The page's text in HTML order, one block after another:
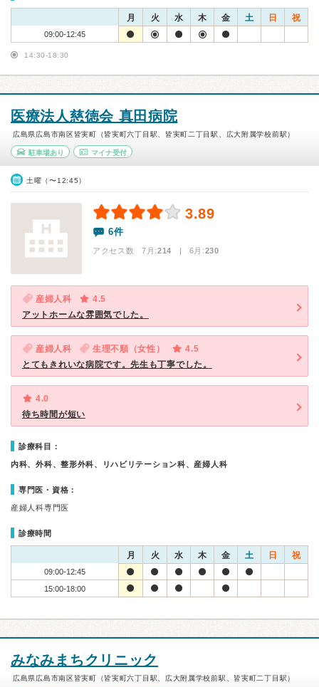
月 火 水 木 金 土 日 祝
09:00-12:45
14:30-18:30
医療法人慈徳会 真田病院
広島県広島市南区皆実町（皆実町六丁目駅、皆実町二丁目駅、広大附属学校前駅）
駐車場あり マイナ受付
土曜（〜12:45）
3.89
6件
アクセス数 7月:214 | 6月:230
産婦人科
4.5
アットホームな雰囲気でした。
産婦人科 生理不順（女性）
4.5
とてもきれいな病院です。先生も丁寧でした。
4.0
待ち時間が短い
診療科目：
内科、外科、整形外科、リハビリテーション科、産婦人科
専門医・資格：
産婦人科専門医
診療時間
月 火 水 木 金 土 日 祝
09:00-12:45
15:00-18:00
みなみまちクリニック
広島県広島市南区皆実町（皆実町六丁目駅、広大附属学校前駅、皆実町二丁目駅）